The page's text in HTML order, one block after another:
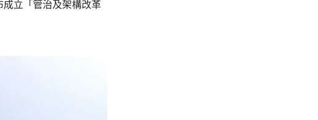
立「管治及架構改革